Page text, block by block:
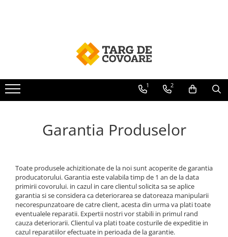
Covoare Living
Covoare Dormitor
Set Covoare
Covoare Moderne
Covoare Premium
Covoare Pufoase
Traverse Bucatarie
Traverse Copii
Traverse Hol
Mocheta Biserica
1 2
Garantia Produselor
Toate produsele achizitionate de la noi sunt acoperite de garantia
producatorului. Garantia este valabila timp de 1 an de la data
primirii covorului. in cazul in care clientul solicita sa se aplice
garantia si se considera ca deteriorarea se datoreaza manipularii
necorespunzatoare de catre client, acesta din urma va plati toate
eventualele reparatii. Expertii nostri vor stabili in primul rand
cauza deteriorarii. Clientul va plati toate costurile de expeditie in
cazul reparatiilor efectuate in perioada de la garantie.